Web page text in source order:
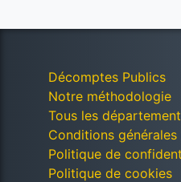
Décomptes Publics
Notre méthodologie
Tous les
Conditions
Politique de
Politique de cookies